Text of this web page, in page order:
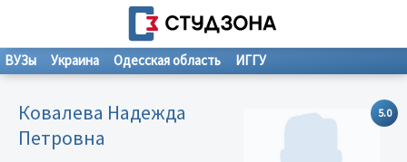
ВУЗы Украина Одесская область ИГГУ
5.0
Ковалева Надежда
Петровна